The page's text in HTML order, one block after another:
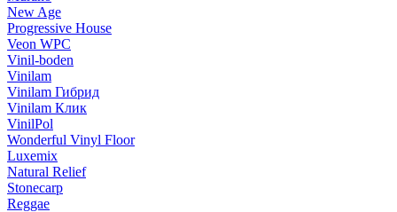
New Age
Progressive House
Veon WPC
Vinil-boden
Vinilam
Vinilam Гибрид
Vinilam Клик
VinilPol
Wonderful Vinyl Floor
Luxemix
Natural Relief
Stonecarp
Reggae